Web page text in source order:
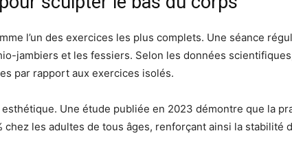
l’un des exercices les plus complets. Une séance
jambiers et les fessiers. Selon les données
par rapport aux exercices isolés.
Une étude publiée en 2023 démontre que la
chez les adultes de tous âges, renforçant ainsi la stabilité